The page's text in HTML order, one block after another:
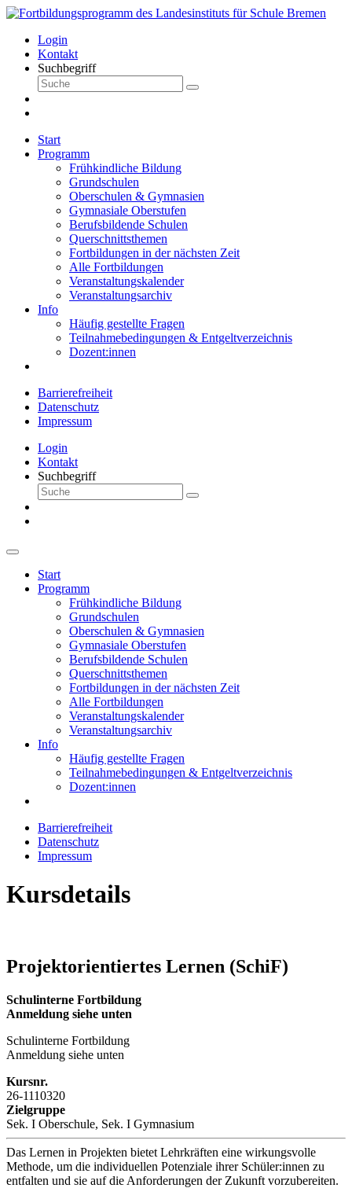
Login
Kontakt
Suchbegriff
Start
Programm
Frühkindliche Bildung
Grundschulen
Oberschulen & Gymnasien
Gymnasiale Oberstufen
Berufsbildende Schulen
Querschnittsthemen
Fortbildungen in der nächsten Zeit
Alle Fortbildungen
Veranstaltungskalender
Veranstaltungsarchiv
Info
Häufig gestellte Fragen
Teilnahmebedingungen & Entgeltverzeichnis
Dozent:innen
Barrierefreiheit
Datenschutz
Impressum
Login
Kontakt
Suchbegriff
Start
Programm
Frühkindliche Bildung
Grundschulen
Oberschulen & Gymnasien
Gymnasiale Oberstufen
Berufsbildende Schulen
Querschnittsthemen
Fortbildungen in der nächsten Zeit
Alle Fortbildungen
Veranstaltungskalender
Veranstaltungsarchiv
Info
Häufig gestellte Fragen
Teilnahmebedingungen & Entgeltverzeichnis
Dozent:innen
Barrierefreiheit
Datenschutz
Impressum
Kursdetails
Projektorientiertes Lernen (SchiF)
Schulinterne Fortbildung
Anmeldung siehe unten
Schulinterne Fortbildung
Anmeldung siehe unten
Kursnr.
26-1110320
Zielgruppe
Sek. I Oberschule, Sek. I Gymnasium
Das Lernen in Projekten bietet Lehrkräften eine wirkungsvolle
Methode, um die individuellen Potenziale ihrer Schüler:innen zu
entfalten und sie auf die Anforderungen der Zukunft vorzubereiten.